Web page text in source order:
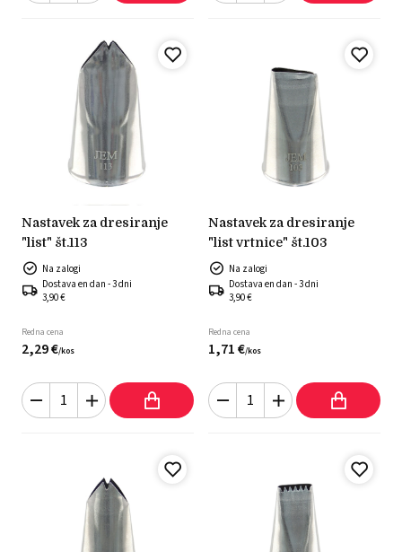
nastavek za dresiranje
"list" št.113
Na zalogi
Dostava en dan - 3 dni
3,90 €
Redna cena
2,29€/kos
nastavek za dresiranje
"list vrtnice" št.103
Na zalogi
Dostava en dan - 3 dni
3,90 €
Redna cena
1,71€/kos